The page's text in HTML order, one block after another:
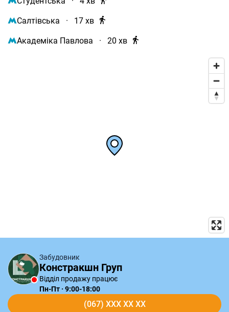
Салтівська · 17 хв
Академіка Павлова · 20 хв
Забудовник
Констракшн Груп
Відділ продажу працює
Пн-Пт · 9:00-18:00
(067) XXX XX XX